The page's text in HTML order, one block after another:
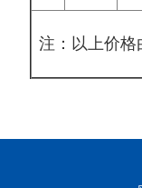
注：以上价